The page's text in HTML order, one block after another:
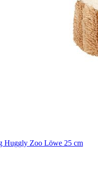
Huggly Zoo Löwe 25 cm